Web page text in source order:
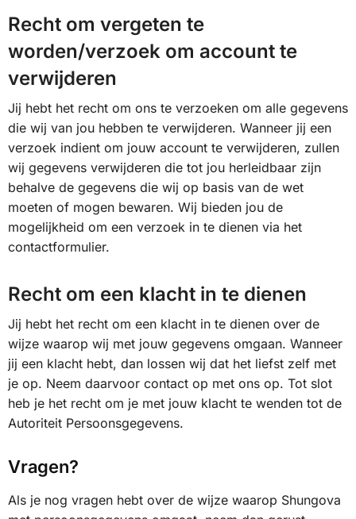
Recht om vergeten te
worden/verzoek om account te
verwijderen
Jij hebt het recht om ons te verzoeken om alle gegevens
die wij van jou hebben te verwijderen. Wanneer jij een
verzoek indient om jouw account te verwijderen, zullen
wij gegevens verwijderen die tot jou herleidbaar zijn
behalve de gegevens die wij op basis van de wet
moeten of mogen bewaren. Wij bieden jou de
mogelijkheid om een verzoek in te dienen via het
contactformulier.
Recht om een klacht in te dienen
Jij hebt het recht om een klacht in te dienen over de
wijze waarop wij met jouw gegevens omgaan. Wanneer
jij een klacht hebt, dan lossen wij dat het liefst zelf met
je op. Neem daarvoor contact op met ons op. Tot slot
heb je het recht om je met jouw klacht te wenden tot de
Autoriteit Persoonsgegevens.
Vragen?
Als je nog vragen hebt over de wijze waarop Shungova